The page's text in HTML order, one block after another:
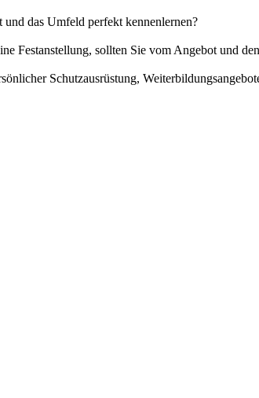
das Umfeld perfekt kennenlernen?
Festanstellung, sollten Sie vom Angebot und
Schutzausrüstung,